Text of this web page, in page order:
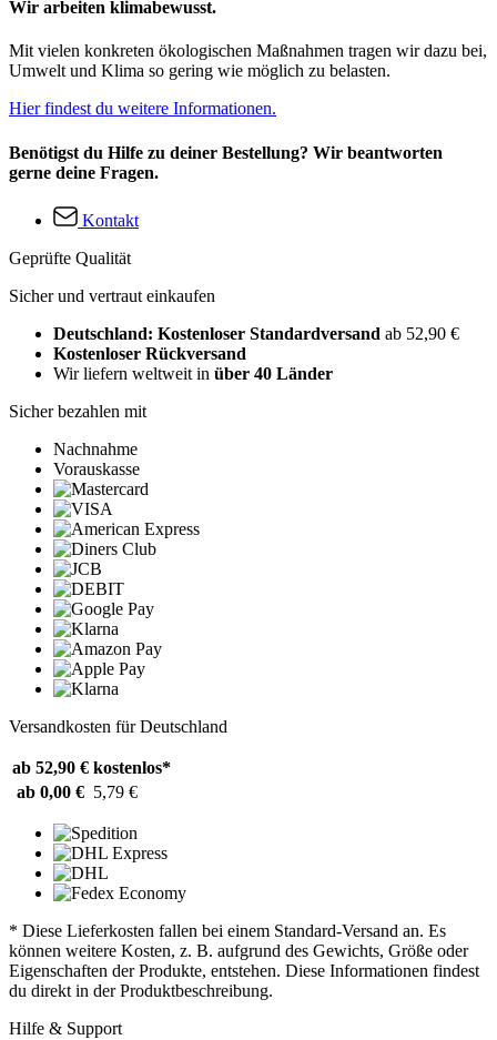
Wir arbeiten klimabewusst.
Mit vielen konkreten ökologischen Maßnahmen tragen wir dazu bei,
Umwelt und Klima so gering wie möglich zu belasten.
Hier findest du weitere Informationen.
Benötigst du Hilfe zu deiner Bestellung? Wir beantworten
gerne deine Fragen.
Kontakt
Geprüfte Qualität
Sicher und vertraut einkaufen
Deutschland: Kostenloser Standardversand ab 52,90 €
Kostenloser Rückversand
Wir liefern weltweit in über 40 Länder
Sicher bezahlen mit
Nachnahme
Vorauskasse
Versandkosten für Deutschland
ab 52,90 € kostenlos*
ab 0,00 € 5,79 €
* Diese Lieferkosten fallen bei einem Standard-Versand an. Es
können weitere Kosten, z. B. aufgrund des Gewichts, Größe oder
Eigenschaften der Produkte, entstehen. Diese Informationen findest
du direkt in der Produktbeschreibung.
Hilfe & Support